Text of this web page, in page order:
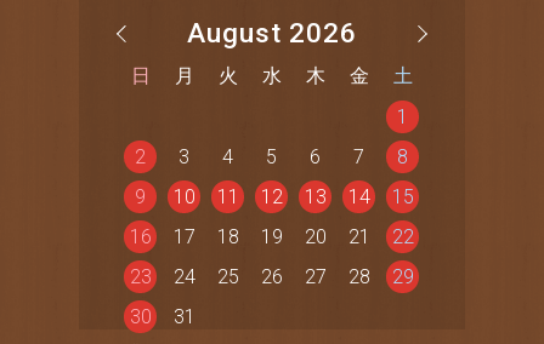
August 2026
日 月 火 水 木 金
土
1
2
3 4 5 6 7
8
9
10 11 12 13 14
15
16
17 18 19 20 21
22
23
24 25 26 27 28
29
30
31